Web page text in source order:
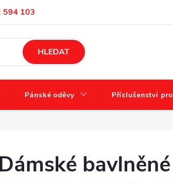
594 103
velikostí
HLEDAT
Pánské oděvy Příslušenství
Dámské